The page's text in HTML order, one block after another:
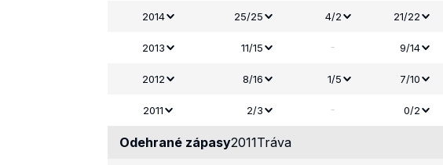
2014 25/25 4/2 21/22
2013 11/15 - 9/14
2012 8/16 1/5 7/10
2011 2/3 - 0/2
Odehrané zápasy2011Tráva